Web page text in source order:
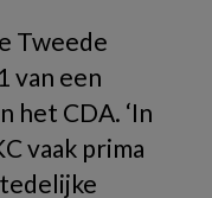
Tweede
van een
het CDA. ‘In
vaak prima